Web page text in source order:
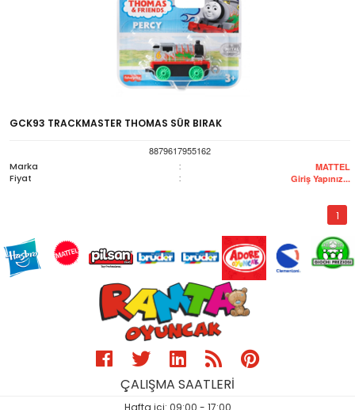
GCK93 TRACKMASTER THOMAS SÜR BIRAK
8879617955162
Marka
: MATTEL
Fiyat : Giriş Yapınız...
1
ÇALIŞMA SAATLERİ